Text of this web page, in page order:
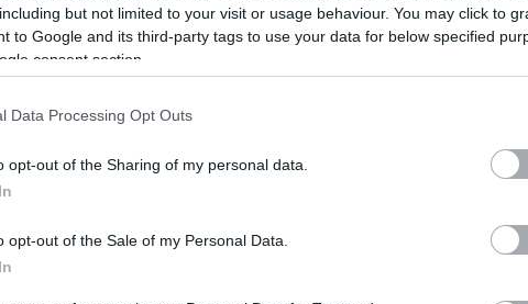
but not limited to your visit or usage behaviour. You may click to
to Google and its third-party tags to use your data for below specified
consent section.
Data Processing Opt Outs
opt-out of the Sharing of my personal data.
opt-out of the Sale of my Personal Data.
KIÍRTÁK PÁLYÁZATOT
Bettina
nyílt eljárásban pályázatot írt ki április 10-én a
feladatok elvégzésére vonatkozóan.